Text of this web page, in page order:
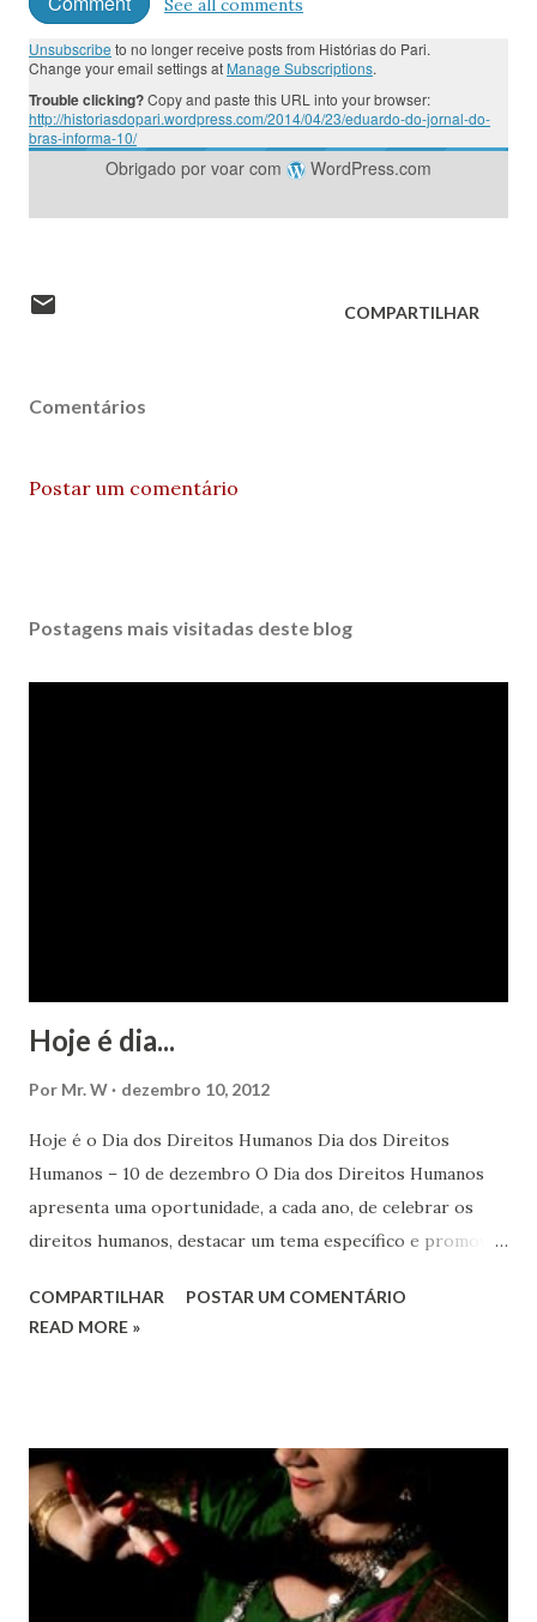
See all comments
Unsubscribe to no longer receive posts from Histórias do Pari.
Change your email settings at Manage Subscriptions.
Trouble clicking?Copy and paste this URL into your browser:
http://historiasdopari.wordpress.com/2014/04/23/eduardo-do-jornal-do-
bras-informa-10/
Obrigado por voar com WordPress.com
COMPARTILHAR
Comentários
Postar um comentário
Postagens mais visitadas deste blog
Hoje é dia...
Por Mr. W dezembro 10, 2012
Hoje é o Dia dos Direitos Humanos Dia dos Direitos
Humanos – 10 de dezembro O Dia dos Direitos Humanos
apresenta uma oportunidade, a cada ano, de celebrar os
direitos humanos, destacar um tema específico e promover
em todos os lugares. Este ano, o foco é sobre os direitos
Estes direitos humanos – os direitos à liberdade de opinião
e de expressão, de reunião pacífica e de associação, e de
participar no governo (artigos 19, 20 e 21 da Declaração
Universal dos Direitos Humanos ) – têm estado no centro
das mudanças históricas no mundo árabe nos últimos dois
COMPARTILHAR
POSTAR UM COMENTÁRIO
READ MORE »